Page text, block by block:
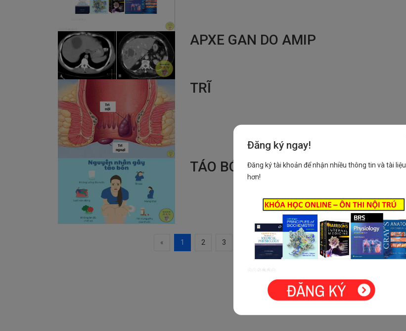
APXE GAN DO AMIP
TRĨ
TÁO BÓN
« 1 2 3 5 6 7 8 »
Đăng ký ngay!
Đăng ký tài khoản để nhận nhiều thông tin và tài liệu
hơn!